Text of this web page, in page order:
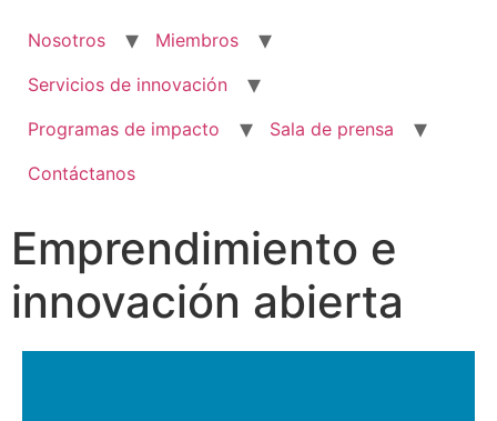
Nosotros
Miembros
Servicios de innovación
Programas de impacto
Sala de prensa
Contáctanos
Emprendimiento e
innovación abierta